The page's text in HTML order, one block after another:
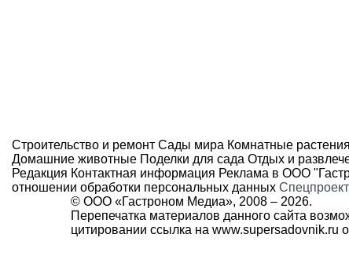
Строительство и ремонт Сады мира Комнатные растения
Домашние животные Поделки для сада Отдых и
Редакция Контактная информация Реклама в ООО
отношении обработки персональных данных
© ООО «Гастроном Медиа», 2008 – 2026.
Перепечатка материалов данного сайта
цитировании ссылка на www.supersadovnik.ru